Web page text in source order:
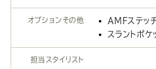
オプションその他
AMFステッ
スラントポケ
担当スタイリスト